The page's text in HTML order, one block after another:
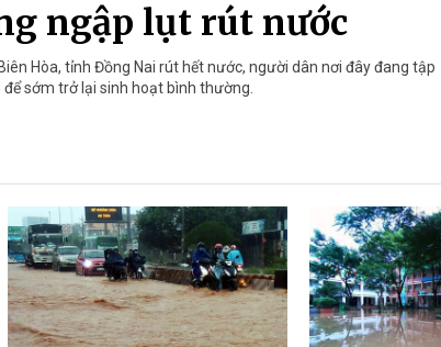
ngập lụt rút nước
Hòa, tỉnh Đồng Nai rút hết nước, người dân nơi đây đang tập
sớm trở lại sinh hoạt bình thường.